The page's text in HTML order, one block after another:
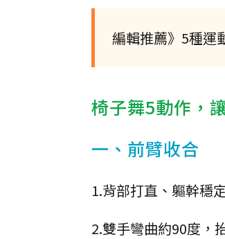
編輯推薦》5種運
椅子舞5動作，
一、前臂收合
1.背部打直、軀幹穩
2.雙手彎曲約90度，